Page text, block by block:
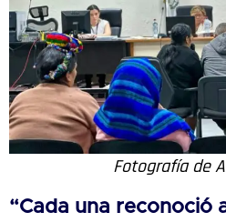
Fotografía de
“Cada una reconoció